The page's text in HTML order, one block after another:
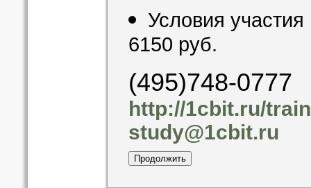
Условия
6150 руб.
(495)748-0777
http://1cbit.ru/
study@1cbit.ru